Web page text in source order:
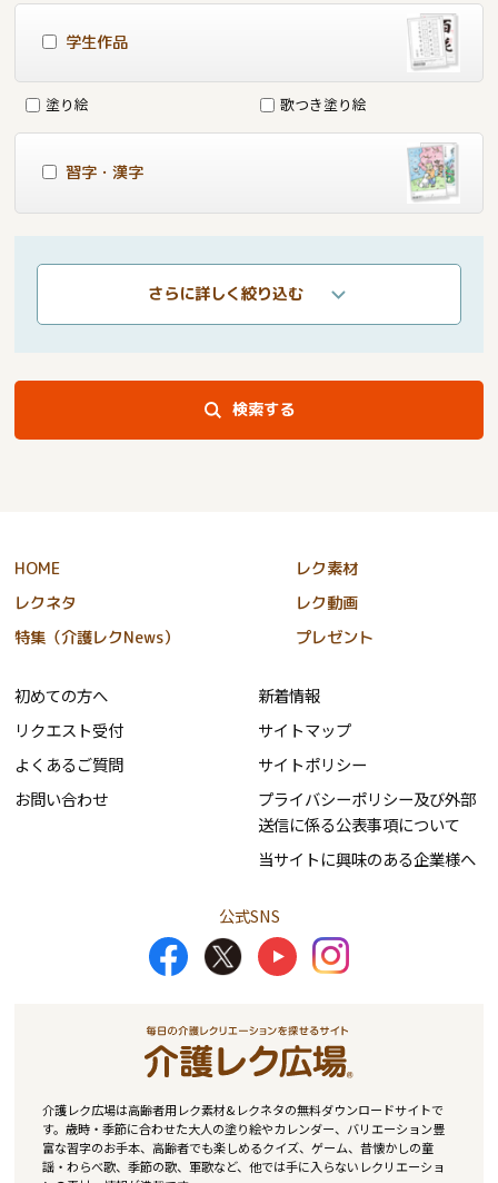
学生作品
塗り絵 歌つき塗り絵
習字・漢字
さらに詳しく絞り込む
検索する
HOME
レク素材
レクネタ
レク動画
特集（介護レクNews）
プレゼント
初めての方へ
リクエスト受付
よくあるご質問
お問い合わせ
新着情報
サイトマップ
サイトポリシー
プライバシーポリシー及び外部
送信に係る公表事項について
当サイトに興味のある企業様へ
公式SNS
介護レク広場は高齢者用レク素材&レクネタの無料ダウンロードサイトで
す。歳時・季節に合わせた大人の塗り絵やカレンダー、バリエーション豊
富な習字のお手本、高齢者でも楽しめるクイズ、ゲーム、昔懐かしの童
謡・わらべ歌、季節の歌、軍歌など、他では手に入らないレクリエーショ